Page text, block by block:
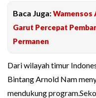
Baca Juga:Wamensos
Garut Percepat
Permanen
Dari wilayah timur
Bintang Arnold Nam
mendukung